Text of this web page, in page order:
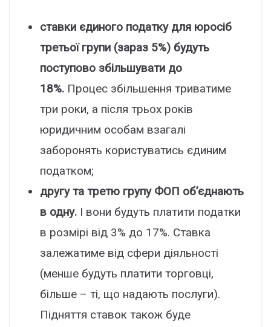
ставки єдиного податку для юросіб
третьої групи (зараз 5%) будуть
поступово збільшувати до
18%. Процес збільшення триватиме
три роки, а після трьох років
юридичним особам взагалі
заборонять користуватись єдиним
податком;
другу та третю групу ФОП об’єднають
в одну. І вони будуть платити податки
в розмірі від 3% до 17%. Ставка
залежатиме від сфери діяльності
(менше будуть платити торговці,
більше – ті, що надають послуги).
Підняття ставок також буде